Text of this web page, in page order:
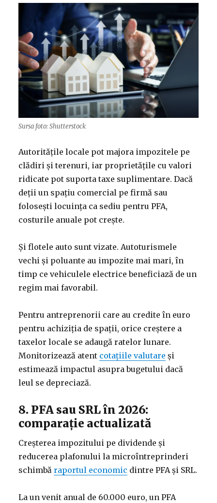
Sursa foto: Shutterstock
Autoritățile locale pot majora impozitele pe
clădiri și terenuri, iar proprietățile cu valori
ridicate pot suporta taxe suplimentare. Dacă
deții un spațiu comercial pe firmă sau
folosești locuința ca sediu pentru PFA,
costurile anuale pot crește.
Și flotele auto sunt vizate. Autoturismele
vechi și poluante au impozite mai mari, în
timp ce vehiculele electrice beneficiază de un
regim mai favorabil.
Pentru antreprenorii care au credite în euro
pentru achiziția de spații, orice creștere a
taxelor locale se adaugă ratelor lunare.
Monitorizează atent cotațiile valutare și
estimează impactul asupra bugetului dacă
leul se depreciază.
8. PFA sau SRL în 2026:
comparație actualizată
Creșterea impozitului pe dividende și
reducerea plafonului la microîntreprinderi
schimbă raportul economic dintre PFA și SRL.
La un venit anual de 60.000 euro, un PFA